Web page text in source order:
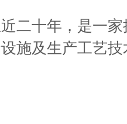
二十年，是一
施及生产工艺